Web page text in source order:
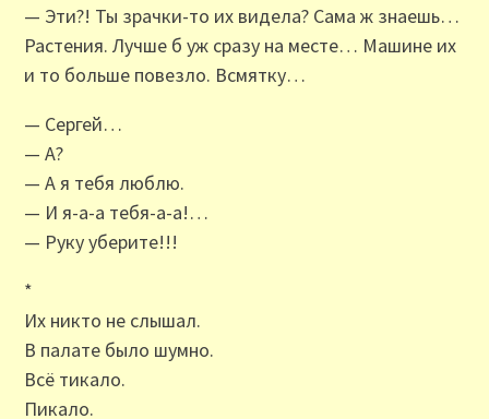
— Эти?! Ты зрачки-то их видела? Сама ж знаешь…
Растения. Лучше б уж сразу на месте… Машине их
и то больше повезло. Всмятку…
— Сергей…
— А?
— А я тебя люблю.
— И я-а-а тебя-а-а!…
— Руку уберите!!!
*
Их никто не слышал.
В палате было шумно.
Всё тикало.
Пикало.